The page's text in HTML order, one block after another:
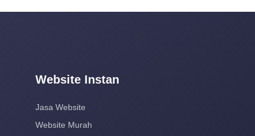
Website Instan
Jasa Website
Website Murah